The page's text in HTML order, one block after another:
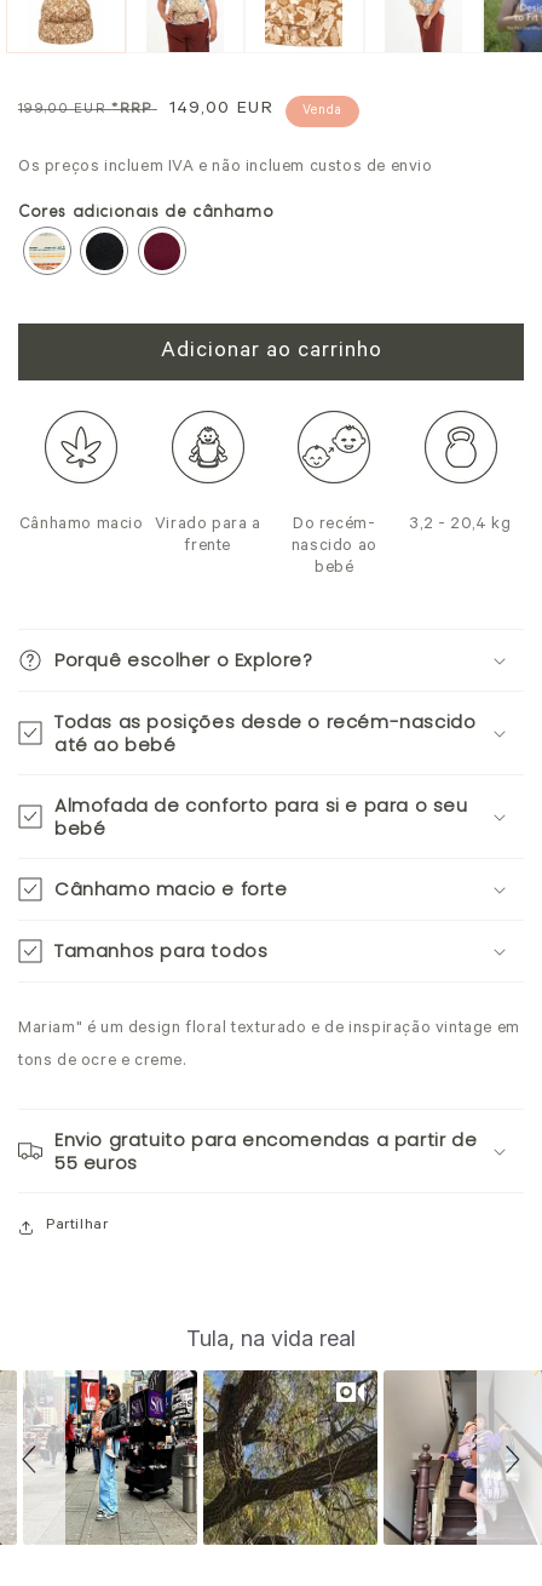
Preço
199,00 EUR*RRP
Preço
venda
149,00 EUR Venda
Os preços incluem IVA e não incluem custos de envio
Cores adicionais de cânhamo
Adicionar ao carrinho
Cânhamo macio
Virado para a
frente
Do recém-
nascido ao
bebé
3,2 - 20,4 kg
Porquê escolher o Explore?
Todas as posições desde o recém-nascido
até ao bebé
Almofada de conforto para si e para o seu
bebé
Cânhamo macio e forte
Tamanhos para todos
Mariam" é um design floral texturado e de inspiração vintage em
tons de ocre e creme.
Envio gratuito para encomendas a partir de
55 euros
Partilhar
i
d
e
o
w
Tula, na vida real